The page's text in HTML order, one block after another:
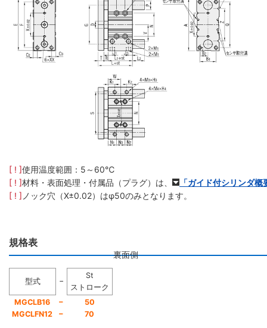
裏面側
[ ! ]使用温度範囲：5～60℃
[ ! ]材料・表面処理・付属品（プラグ）は、
「ガイド付シリンダ概
[ ! ] ノック穴（X±0.02）はφ50のみとなります。
規格表
型式 −
St
ストローク
MGCLB16
MGCLFN12
−
−
50
70